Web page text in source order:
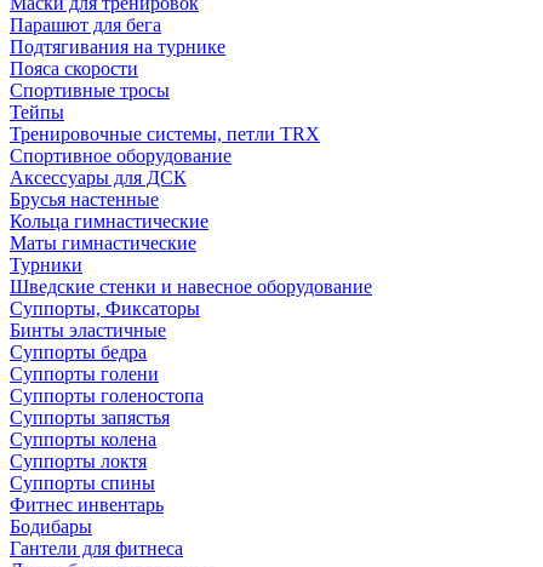
Парашют для бега
Подтягивания на турнике
Пояса скорости
Спортивные тросы
Тейпы
Тренировочные системы, петли TRX
Спортивное оборудование
Аксессуары для ДСК
Брусья настенные
Кольца гимнастические
Маты гимнастические
Турники
Шведские стенки и навесное оборудование
Суппорты, Фиксаторы
Бинты эластичные
Суппорты бедра
Суппорты голени
Суппорты голеностопа
Суппорты запястья
Суппорты колена
Суппорты локтя
Суппорты спины
Фитнес инвентарь
Бодибары
Гантели для фитнеса